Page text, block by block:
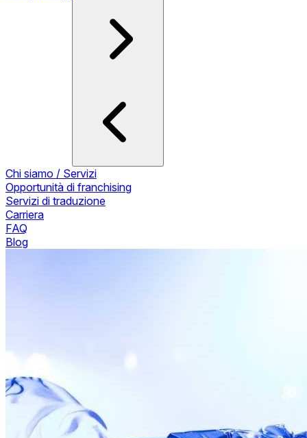
Chi siamo / Servizi
Opportunità di franchising
Servizi di traduzione
Carriera
FAQ
Blog